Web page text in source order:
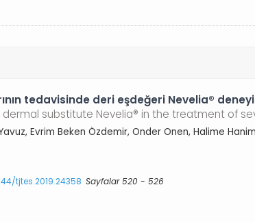
tedavisinde deri eşdeğeri Nevelia®
substitute Nevelia® in the treatment of
Evrim Beken Özdemir, Onder Onen, Halime
tjtes.2019.24358 Sayfalar 520 - 526